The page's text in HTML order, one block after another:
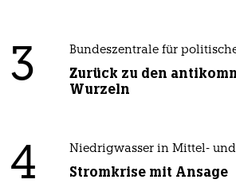
3 Bundeszentrale für
Zurück zu den
Wurzeln
4 Niedrigwasser in Mittel-
Stromkrise mit Ansage